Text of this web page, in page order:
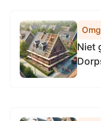
Niet